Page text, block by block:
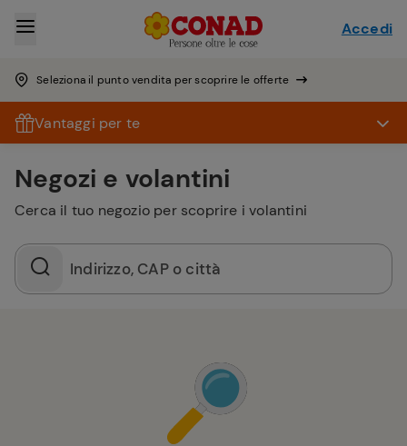
Seleziona il punto vendita per scoprire le offerte
Accedi
Vantaggi per te
Negozi e volantini
Cerca il tuo negozio per scoprire i volantini
Indirizzo, CAP o città